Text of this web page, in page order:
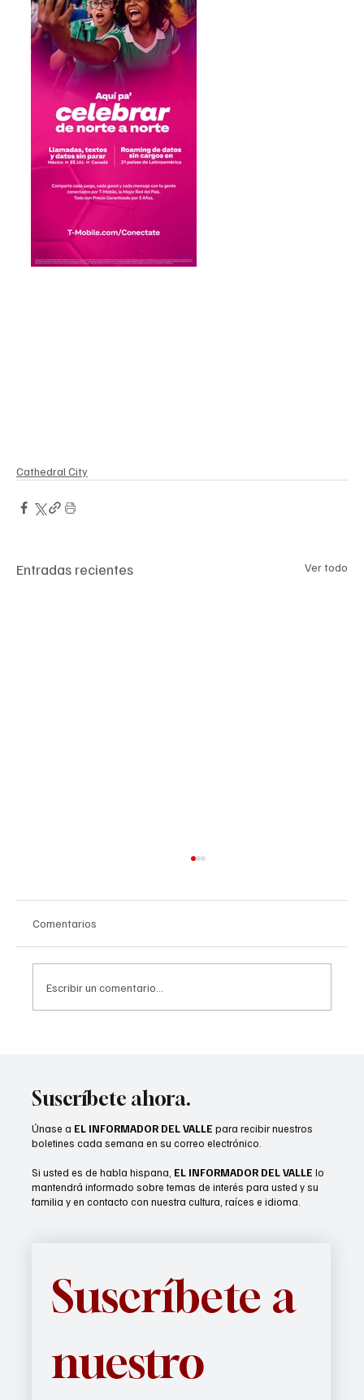
Cathedral City
Entradas recientes Ver todo
Comentarios
Escribir un comentario...
Suscríbete ahora.
Únase a EL INFORMADOR DEL VALLE para recibir nuestros
boletines cada semana en su correo electrónico.
Si usted es de habla hispana, EL INFORMADOR DEL VALLE lo
mantendrá informado sobre temas de interés para usted y su
familia y en contacto con nuestra cultura, raíces e idioma.
Suscríbete a
nuestro